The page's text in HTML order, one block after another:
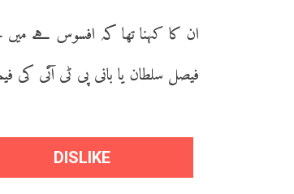
ان کا کہنا تھا کہ افسوس ہے میں
فیصل سلطان یا بانی پی ٹی آئی کی
DISLIKE